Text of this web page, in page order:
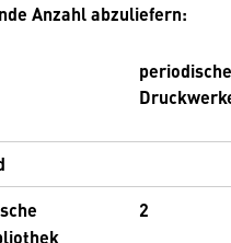
Anzahl abzuliefern:
periodische
2